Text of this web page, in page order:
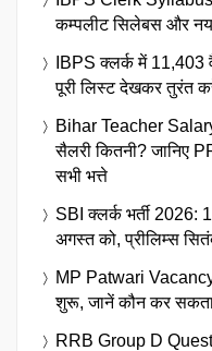
कम्पलीट सिलेबस और नया
IBPS क्लर्क में
पूरी लिस्ट देखकर तुरंत
Bihar Teacher Salary
सैलरी कितनी? जानिए
सभी भत्ते
SBI क्लर्क भर्ती 2026:
अगस्त को, प्रीलिम्स
MP Patwari Vacancy
शुरू, जानें कौन कर
RRB Group D